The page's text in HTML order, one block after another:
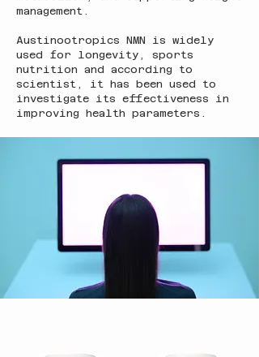
management.
Austinootropics NMN is widely
used for longevity, sports
nutrition and according to
scientist, it has been used to
investigate its effectiveness in
improving health parameters.